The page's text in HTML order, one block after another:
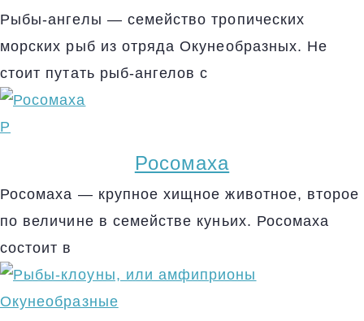
Рыбы-ангелы — семейство тропических
морских рыб из отряда Окунеобразных. Не
стоит путать рыб-ангелов с
Р
Росомаха
Росомаха — крупное хищное животное, второе
по величине в семействе куньих. Росомаха
состоит в
Окунеобразные